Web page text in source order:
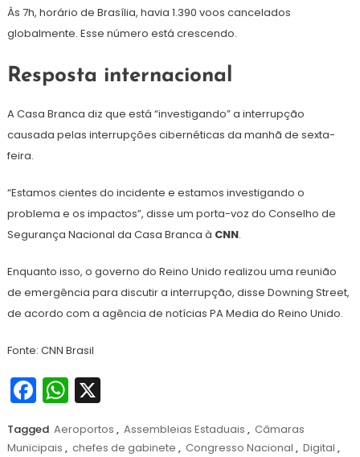
Às 7h, horário de Brasília, havia 1.390 voos cancelados
globalmente. Esse número está crescendo.
Resposta internacional
A Casa Branca diz que está “investigando” a interrupção
causada pelas interrupções cibernéticas da manhã de sexta-
feira.
“Estamos cientes do incidente e estamos investigando o
problema e os impactos”, disse um porta-voz do Conselho de
Segurança Nacional da Casa Branca à CNN.
Enquanto isso, o governo do Reino Unido realizou uma reunião
de emergência para discutir a interrupção, disse Downing Street,
de acordo com a agência de notícias PA Media do Reino Unido.
Fonte: CNN Brasil
Facebook
WhatsApp
X
Tagged Aeroportos , Assembleias Estaduais , Câmaras
Municipais , chefes de gabinete , Congresso Nacional , Digital ,